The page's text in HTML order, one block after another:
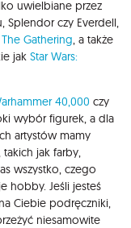
uwielbiane przez
Splendor czy Everdell,
Gathering , a także
jak Star Wars:
40,000 czy
wybór figurek, a dla
artystów mamy
, takich jak farby,
wszystko, czego
hobby. Jeśli jesteś
Ciebie podręczniki,
niesamowite